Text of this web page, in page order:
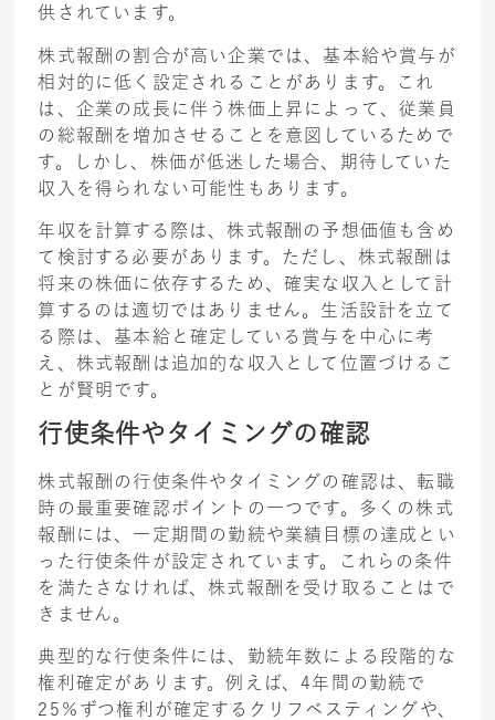
供されています。
株式報酬の割合が高い企業では、基本給や賞与が
相対的に低く設定されることがあります。これ
は、企業の成長に伴う株価上昇によって、従業員
の総報酬を増加させることを意図しているためで
す。しかし、株価が低迷した場合、期待していた
収入を得られない可能性もあります。
年収を計算する際は、株式報酬の予想価値も含め
て検討する必要があります。ただし、株式報酬は
将来の株価に依存するため、確実な収入として計
算するのは適切ではありません。生活設計を立て
る際は、基本給と確定している賞与を中心に考
え、株式報酬は追加的な収入として位置づけるこ
とが賢明です。
行使条件やタイミングの確認
株式報酬の行使条件やタイミングの確認は、転職
時の最重要確認ポイントの一つです。多くの株式
報酬には、一定期間の勤続や業績目標の達成とい
った行使条件が設定されています。これらの条件
を満たさなければ、株式報酬を受け取ることはで
きません。
典型的な行使条件には、勤続年数による段階的な
権利確定があります。例えば、4年間の勤続で
25％ずつ権利が確定するクリフベスティングや、